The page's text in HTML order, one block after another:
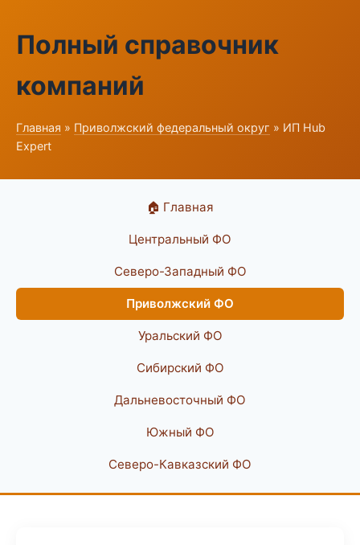
Полный справочник
компаний
Главная » Приволжский федеральный округ » ИП Hub
Expert
🏠 Главная
Центральный ФО
Северо-Западный ФО
Приволжский ФО
Уральский ФО
Сибирский ФО
Дальневосточный ФО
Южный ФО
Северо-Кавказский ФО